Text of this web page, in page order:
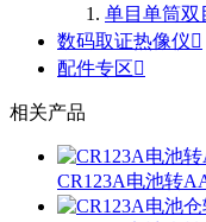
单目单筒双
数码取证热像仪
配件专区
相关产品
CR123A电池转